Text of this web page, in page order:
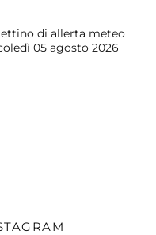
di allerta meteo
05 agosto 2026